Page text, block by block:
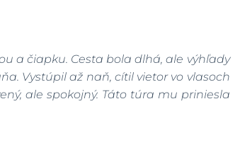
a čiapku. Cesta bola dlhá, ale výhľady
Vystúpil až naň, cítil vietor vo vlasoch
ale spokojný. Táto túra mu priniesla